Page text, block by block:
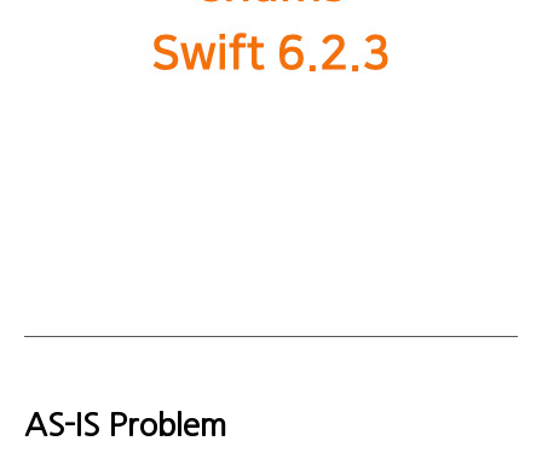
AS-IS Problem